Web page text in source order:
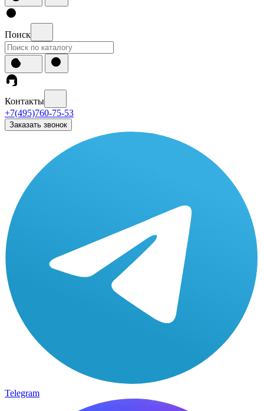
Поиск
Контакты
+7(495)760-75-53
Заказать звонок
Telegram